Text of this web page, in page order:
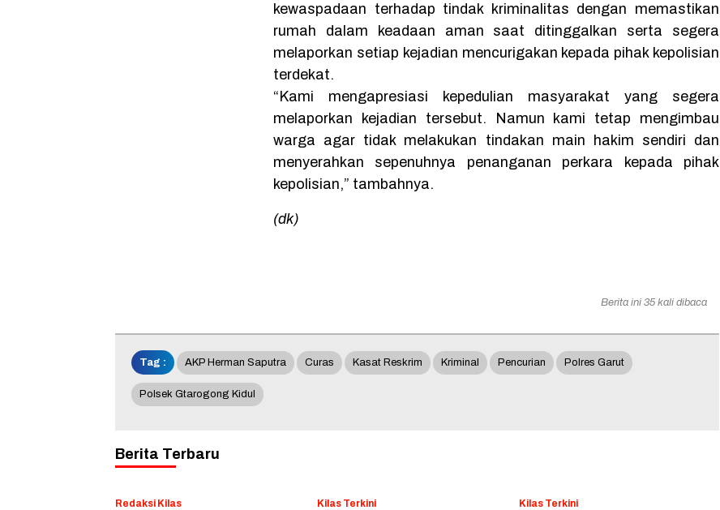
kewaspadaan terhadap tindak kriminalitas dengan memastikan
rumah dalam keadaan aman saat ditinggalkan serta segera
melaporkan setiap kejadian mencurigakan kepada pihak kepolisian
terdekat.
“Kami mengapresiasi kepedulian masyarakat yang segera
melaporkan kejadian tersebut. Namun kami tetap mengimbau
warga agar tidak melakukan tindakan main hakim sendiri dan
menyerahkan sepenuhnya penanganan perkara kepada pihak
kepolisian,” tambahnya.
(dk)
Berita ini 35 kali dibaca
Tag : AKP Herman Saputra Curas Kasat Reskrim Kriminal Pencurian Polres Garut
Polsek Gtarogong Kidul
Berita Terbaru
Redaksi Kilas
Kilas Terkini
Kilas Terkini